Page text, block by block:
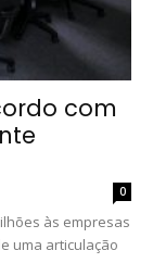
com
0
às empresas
uma articulação